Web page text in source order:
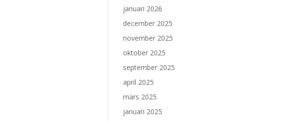
januari 2026
december 2025
november 2025
oktober 2025
september 2025
april 2025
mars 2025
januari 2025